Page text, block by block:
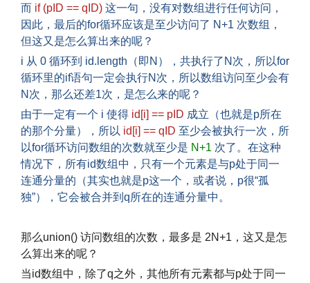
而 if (pID == qID) 这一句，没有对数组进行任何访问，
因此，最后的for循环应该是至少访问了 N+1 次数组，
但这又是怎么算出来的呢？
i 从 0 循环到 id.length（即N），共执行了N次，所以for
循环里的if语句一定会执行N次，所以数组访问至少会有
N次，那么还差1次，是怎么来的呢？
由于一定有一个 i 使得 id[i] == pID 成立（也就是p所在
的那个分量），所以 id[i] == qID 至少会被执行一次，所
以for循环访问数组的次数就至少是 N+1 次了。在这种
情况下，所有id数组中，只有一个元素是与p处于同一
连通分量的（其实也就是p这一个，或者说，p很“孤
独”），它会被合并到q所在的连通分量中。
那么union() 访问数组的次数，最多是 2N+1，这又是怎
么算出来的呢？
当id数组中，除了q之外，其他所有元素都与p处于同一